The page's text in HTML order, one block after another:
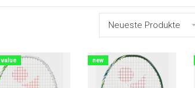
Neueste Produkte
value new